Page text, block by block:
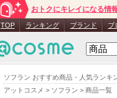
ソフラン おすすめ商品・人気ランキ
アットコスメ > ソフラン > 商品一覧
おトクにキレイになる情
TOP ランキング ブランド ブ